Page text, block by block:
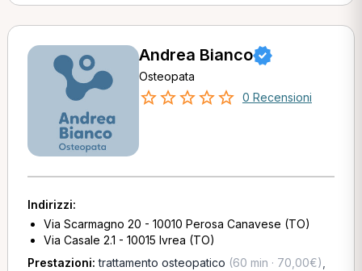
Andrea Bianco
Osteopata
0 Recensioni
Indirizzi:
Via Scarmagno 20 - 10010 Perosa Canavese (TO)
Via Casale 2.1 - 10015 Ivrea (TO)
Prestazioni:trattamento osteopatico (60 min · 70,00€)